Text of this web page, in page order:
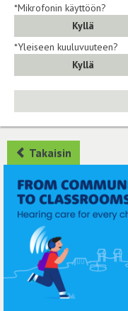
*Mikrofonin käyttöön?
Kyllä
*Yleiseen kuuluvuuteen?
Kyllä
Takaisin